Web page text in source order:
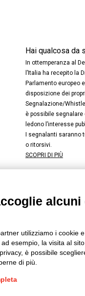
Hai qualcosa da
In ottemperanza al
l’Italia ha recepito la
Parlamento europeo
disposizione dei
Segnalazione/
è possibile
ledono l’interesse
I segnalanti
o ritorsivi.
SCOPRI DI PIÙ
INSTAGRAM
Cookie
utilizziamo i cookie
esempio, la visita al
è possibile
di più.